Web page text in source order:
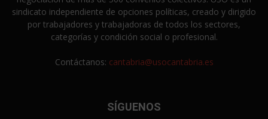
sindicato independiente de opciones políticas, creado y dirigido
por trabajadores y trabajadoras de todos los sectores,
categorías y condición social o profesional.
Contáctanos: cantabria@usocantabria.es
SÍGUENOS